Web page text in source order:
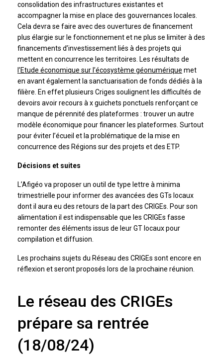
consolidation des infrastructures existantes et
accompagner la mise en place des gouvernances locales.
Cela devra se faire avec des ouvertures de financement
plus élargie sur le fonctionnement et ne plus se limiter à des
financements d’investissement liés à des projets qui
mettent en concurrence les territoires. Les résultats de
l’Etude économique sur l’écosystème géonumérique met
en avant également la sanctuarisation de fonds dédiés à la
filière. En effet plusieurs Criges soulignent les difficultés de
devoirs avoir recours à x guichets ponctuels renforçant ce
manque de pérennité des plateformes : trouver un autre
modèle économique pour financer les plateformes. Surtout
pour éviter l’écueil et la problématique de la mise en
concurrence des Régions sur des projets et des ETP.
Décisions et suites
L’Afigéo va proposer un outil de type lettre à minima
trimestrielle pour informer des avancées des GTs locaux
dont il aura eu des retours de la part des CRIGEs. Pour son
alimentation il est indispensable que les CRIGEs fasse
remonter des éléments issus de leur GT locaux pour
compilation et diffusion.
Les prochains sujets du Réseau des CRIGEs sont encore en
réflexion et seront proposés lors de la prochaine réunion.
Le réseau des CRIGEs
prépare sa rentrée
(18/08/24)